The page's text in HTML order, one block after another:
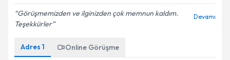
Kişisel verilerimin işlenmesine ilişkin
kapsamda işlenmesini kabul ediyorum.
Görüşmemizden ve ilginizden çok memnun kaldım.
Teşekkürler
Devamı
Adres 1 Online Görüşme